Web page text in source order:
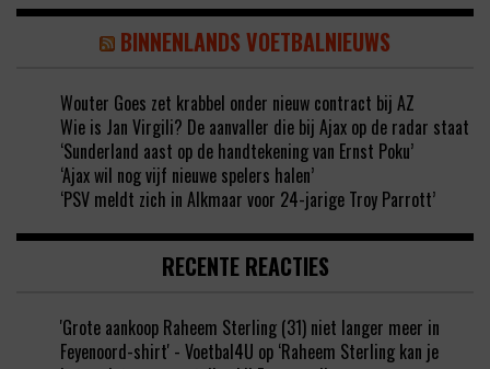
BINNENLANDS VOETBALNIEUWS
Wouter Goes zet krabbel onder nieuw contract bij AZ
Wie is Jan Virgili? De aanvaller die bij Ajax op de radar staat
‘Sunderland aast op de handtekening van Ernst Poku’
‘Ajax wil nog vijf nieuwe spelers halen’
‘PSV meldt zich in Alkmaar voor 24-jarige Troy Parrott’
RECENTE REACTIES
'Grote aankoop Raheem Sterling (31) niet langer meer in
Feyenoord-shirt' - Voetbal4U op ‘Raheem Sterling kan je